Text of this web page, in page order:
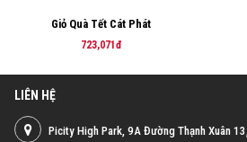
Giỏ Quà Tết Cát Phát
723,071đ
LIÊN HỆ
Picity High Park, 9A Đường Thạnh Xuân